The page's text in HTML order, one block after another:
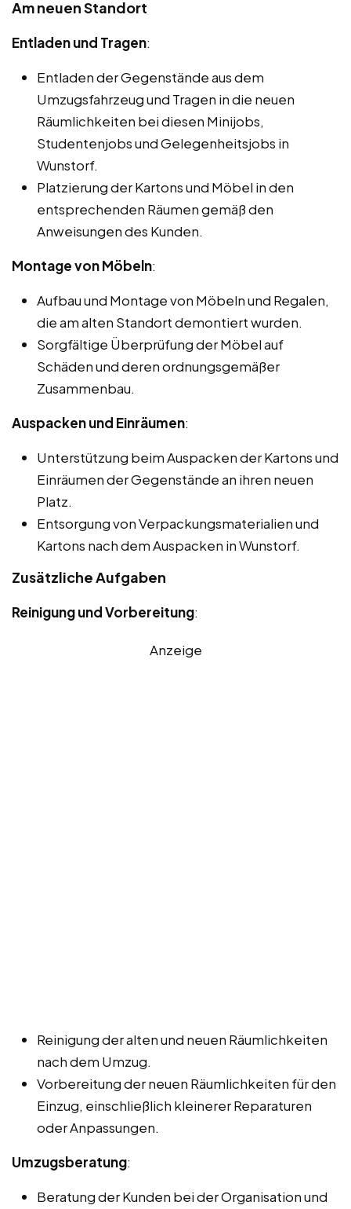
Am neuen Standort
Entladen und Tragen:
Entladen der Gegenstände aus dem
Umzugsfahrzeug und Tragen in die neuen
Räumlichkeiten bei diesen Minijobs,
Studentenjobs und Gelegenheitsjobs in
Wunstorf.
Platzierung der Kartons und Möbel in den
entsprechenden Räumen gemäß den
Anweisungen des Kunden.
Montage von Möbeln:
Aufbau und Montage von Möbeln und Regalen,
die am alten Standort demontiert wurden.
Sorgfältige Überprüfung der Möbel auf
Schäden und deren ordnungsgemäßer
Zusammenbau.
Auspacken und Einräumen:
Unterstützung beim Auspacken der Kartons und
Einräumen der Gegenstände an ihren neuen
Platz.
Entsorgung von Verpackungsmaterialien und
Kartons nach dem Auspacken in Wunstorf.
Zusätzliche Aufgaben
Reinigung und Vorbereitung:
Anzeige
Reinigung der alten und neuen Räumlichkeiten
nach dem Umzug.
Vorbereitung der neuen Räumlichkeiten für den
Einzug, einschließlich kleinerer Reparaturen
oder Anpassungen.
Umzugsberatung:
Beratung der Kunden bei der Organisation und